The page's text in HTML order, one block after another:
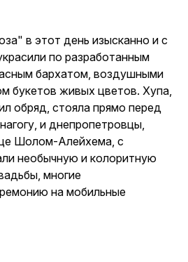
в этот день изысканно и с
по разработанным
бархатом, воздушными
букетов живых цветов. Хупа,
обряд, стояла прямо перед
и днепропетровцы,
Шолом-Алейхема, с
необычную и колоритную
многие
на мобильные